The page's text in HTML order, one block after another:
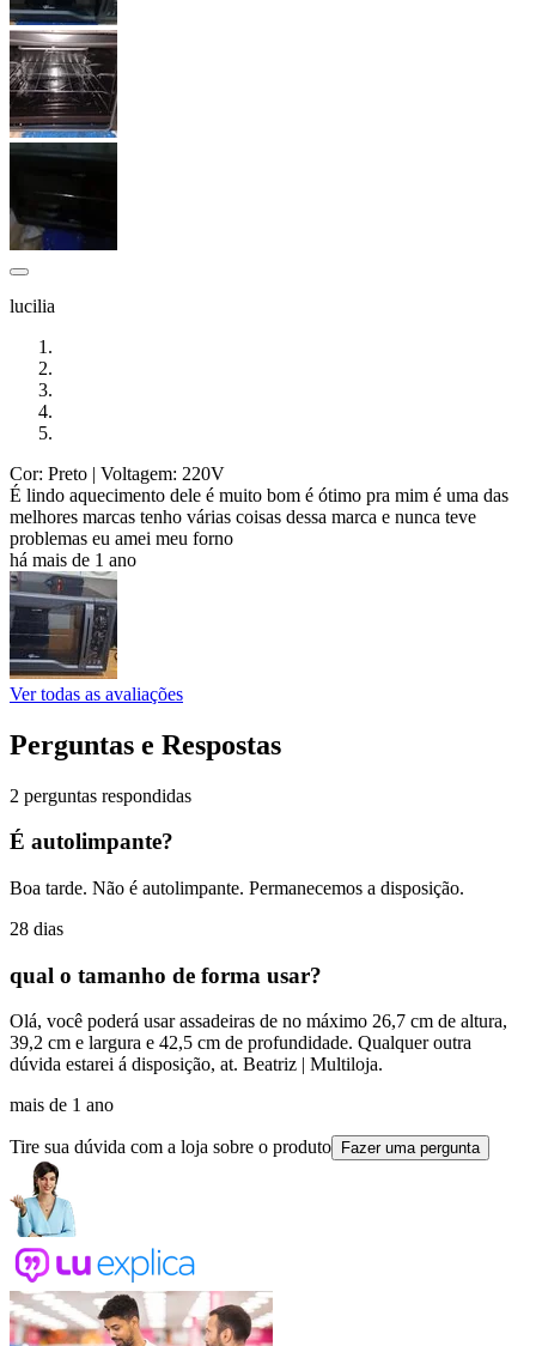
lucilia
Cor: Preto | Voltagem: 220V
É lindo aquecimento dele é muito bom é ótimo pra mim é uma das
melhores marcas tenho várias coisas dessa marca e nunca teve
problemas eu amei meu forno
há mais de 1 ano
Ver todas as avaliações
Perguntas e Respostas
2 perguntas respondidas
É autolimpante?
Boa tarde. Não é autolimpante. Permanecemos a disposição.
28 dias
qual o tamanho de forma usar?
Olá, você poderá usar assadeiras de no máximo 26,7 cm de altura,
39,2 cm e largura e 42,5 cm de profundidade. Qualquer outra
dúvida estarei á disposição, at. Beatriz | Multiloja.
mais de 1 ano
Tire sua dúvida com a loja sobre o produto Fazer uma pergunta